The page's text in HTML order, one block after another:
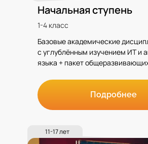
11-17 лет
Начальная ступень
Базовые академические
с углублённым изучением ИТ и
языка + пакет
1-4 класс
Подробнее